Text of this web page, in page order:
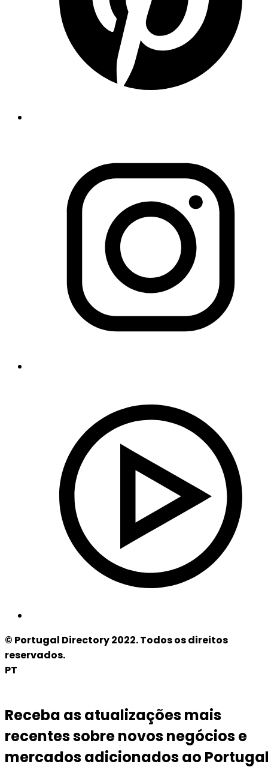
© Portugal Directory 2022. Todos os direitos
reservados.
PT
Receba as atualizações mais
recentes sobre novos negócios e
mercados adicionados ao